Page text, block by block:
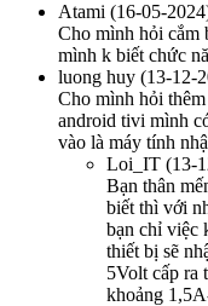
Atami (16-05-
Cho mình hỏi cắm
mình k biết chức
luong huy (13-12-
Cho mình hỏi
android tivi mình
vào là máy tính
Loi_IT (13-
Bạn thân
biết thì với
bạn chỉ việc
thiết bị sẽ
5Volt cấp ra
khoảng